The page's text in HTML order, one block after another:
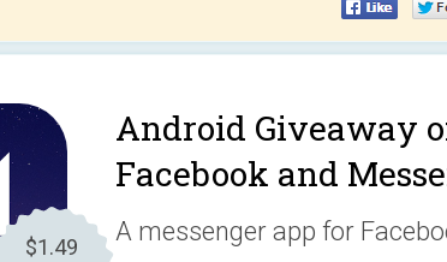
$1.49
Android Giveaway
Facebook and
A messenger app for